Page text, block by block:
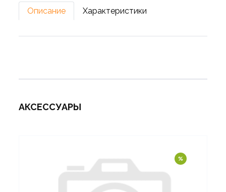
Описание Характеристики
АКСЕССУАРЫ